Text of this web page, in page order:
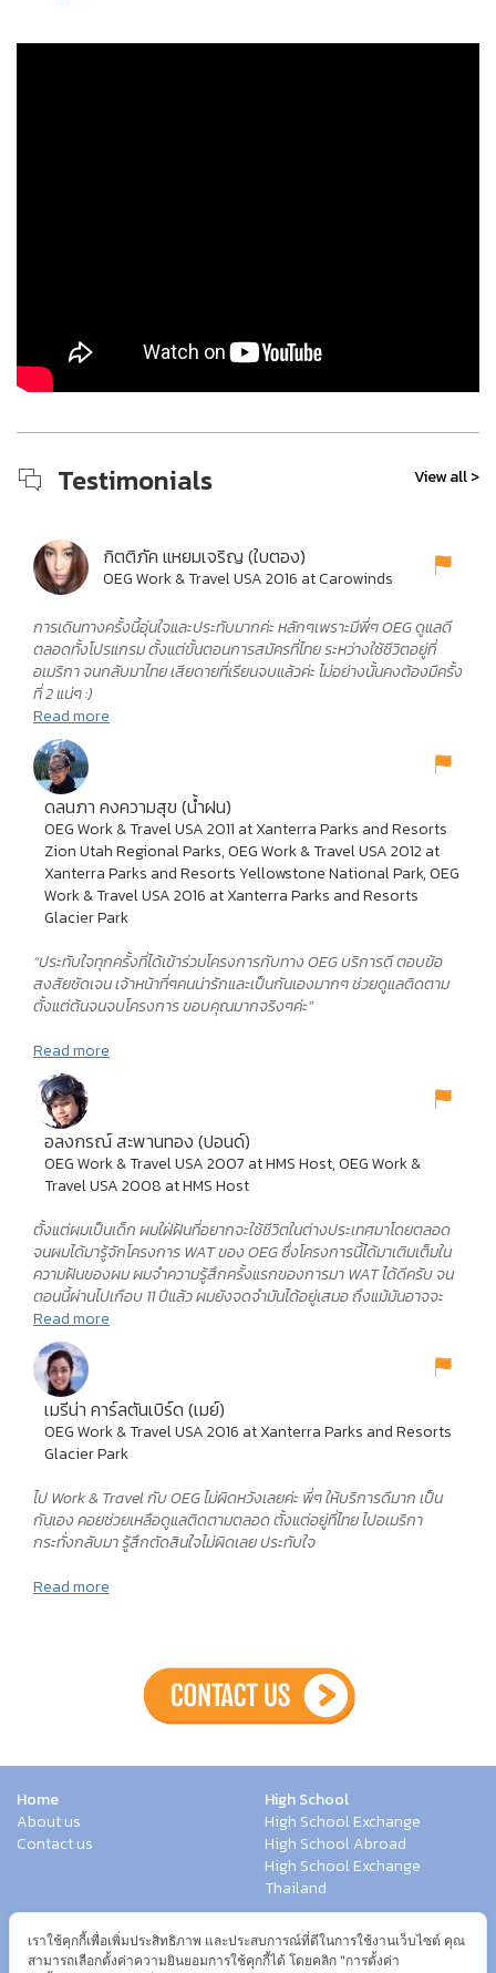
Testimonials View all >
กิตติภัค แหยมเจริญ (ใบตอง)
OEG Work & Travel USA 2016 at Carowinds
การเดินทางครั้งนี้อุ่นใจและประทับมากค่ะ หลักๆเพราะมีพี่ๆ OEG ดูแลดี
ตลอดทั้งโปรแกรม ตั้งแต่ขั้นตอนการสมัครที่ไทย ระหว่างใช้ชีวิตอยู่ที่
อเมริกา จนกลับมาไทย เสียดายที่เรียนจบแล้วค่ะ ไม่อย่างนั้นคงต้องมีครั้ง
ที่ 2 แน่ๆ :)
Read more
ดลนภา คงความสุข (น้ำฝน)
OEG Work & Travel USA 2011 at Xanterra Parks and Resorts
Zion Utah Regional Parks, OEG Work & Travel USA 2012 at
Xanterra Parks and Resorts Yellowstone National Park, OEG
Work & Travel USA 2016 at Xanterra Parks and Resorts
Glacier Park
“ประทับใจทุกครั้งที่ได้เข้าร่วมโครงการกับทาง OEG บริการดี ตอบข้อ
สงสัยชัดเจน เจ้าหน้าที่ๆคนน่ารักและเป็นกันเองมากๆ ช่วยดูแลติดตาม
ตั้งแต่ต้นจนจบโครงการ ขอบคุณมากจริงๆค่ะ”
Read more
อลงกรณ์ สะพานทอง (ปอนด์)
OEG Work & Travel USA 2007 at HMS Host, OEG Work &
Travel USA 2008 at HMS Host
ตั้งแต่ผมเป็นเด็ก ผมใฝ่ฝันที่อยากจะใช้ชีวิตในต่างประเทศมาโดยตลอด
จนผมได้มารู้จักโครงการ WAT ของ OEG ซึ่งโครงการนี้ได้มาเติมเต็มใน
ความฝันของผม ผมจำความรู้สึกครั้งแรกของการมา WAT ได้ดีครับ จน
ตอนนี้ผ่านไปเกือบ 11 ปีแล้ว ผมยังจดจำมันได้อยู่เสมอ ถึงแม้มันอาจจะ
เป็นช่วงเวลาสั้นๆ แต่มันคือช่วงเวลาที่ผมได้มีความสุขกับเพื่อนๆ ได้เปิด
โลก เปิดมุมมองใหม่ๆ สำหรับผมโครงการ WAT มันคืออะไรที่วิเศษมาก
ครับ
Read more
เมรีน่า คาร์ลตันเบิร์ด (เมย์)
OEG Work & Travel USA 2016 at Xanterra Parks and Resorts
Glacier Park
ไป Work & Travel กับ OEG ไม่ผิดหวังเลยค่ะ พี่ๆ ให้บริการดีมาก เป็น
กันเอง คอยช่วยเหลือดูแลติดตามตลอด ตั้งแต่อยู่ที่ไทย ไปอเมริกา
กระทั่งกลับมา รู้สึกตัดสินใจไม่ผิดเลย ประทับใจ
Read more
Home
About us
Contact us
High School
High School Exchange
High School Abroad
High School Exchange
Thailand
Work Exchange
Work & Travel USA
Study Abroad
Summer Group
เราใช้คุกกี้เพื่อเพิ่มประสิทธิภาพ และประสบการณ์ที่ดีในการใช้งานเว็บไซต์ คุณ
สามารถเลือกตั้งค่าความยินยอมการใช้คุกกี้ได้ โดยคลิก "การตั้งค่า